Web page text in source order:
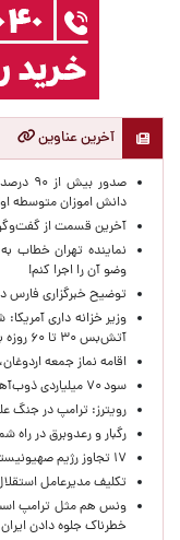
آخرین عناوین
دانش اموزان متوسطه
آخرین قسمت از
نماینده تهران خطاب
وضو آن را اجرا کنم!
توضیح خبرگزاری فارس
وزیر خزانه داری
آتش‌بس ۳۰ تا ۶۰ روزه باشیم
اقامه نماز جمعه
سود ۷۰ میلیاردی ذوب‌آهن از یک انتقال عجیب
رویترز: ترامپ در جنگ علیه ایران بر سر ۲
رگبار و رعدوبرق در
۱۷ تجاوز رژیم صهیونیستی به خاک سوریه در ۴۸ ساعت گذشته
تکلیف مدیرعامل
ونس هم مثل ترامپ
خطرناک جلوه دادن